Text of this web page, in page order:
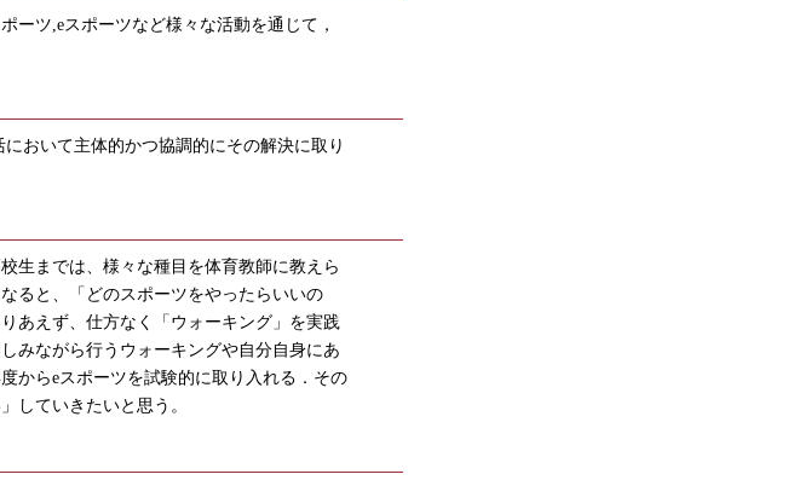
ーツ,eスポーツなど様々な活動を通じて，
おいて主体的かつ協調的にその解決に取り
生までは、様々な種目を体育教師に教えら
ると、「どのスポーツをやったらいいの
あえず、仕方なく「ウォーキング」を実践
みながら行うウォーキングや自分自身にあ
からeスポーツを試験的に取り入れる．その
していきたいと思う。